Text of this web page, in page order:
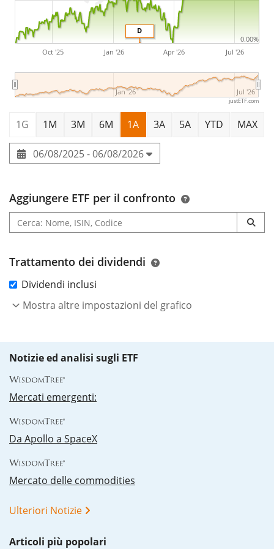
D
Oct '25 Jan '26 Apr '26 Jul '26
Jan '26 Jul '26
0.00%
justETF.com
1G 1M 3M 6M 1A 3A 5A YTD MAX
06/08/2025 - 06/08/2026
Aggiungere ETF per il confronto
Trattamento dei dividendi
Dividendi inclusi
Mostra altre impostazioni del grafico
Notizie ed analisi sugli ETF
Mercati emergenti:
Da Apollo a SpaceX
Mercato delle commodities
Ulteriori Notizie
Articoli più popolari